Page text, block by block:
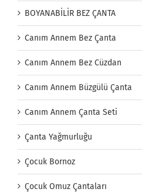
BOYANABİLİR BEZ ÇANTA
Canım Annem Bez Çanta
Canım Annem Bez Cüzdan
Canım Annem Büzgülü Çanta
Canım Annem Çanta Seti
Çanta Yağmurluğu
Çocuk Bornoz
Çocuk Omuz Çantaları